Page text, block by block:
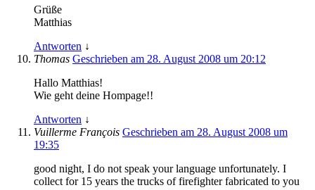
Grüße
Matthias
Antworten ↓
Thomas Geschrieben am 28. August 2008 um 20:12
Hallo Matthias!
Wie geht deine Hompage!!
Antworten ↓
Vuillerme François Geschrieben am 28. August 2008 um
19:35
good night, I do not speak your language unfortunately. I
collect for 15 years the trucks of firefighter fabricated to you